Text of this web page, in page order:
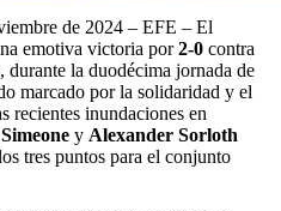
de 2024 – EFE – El
emotiva victoria por2-0 contra
la duodécima jornada de
marcado por la solidaridad y el
recientes inundaciones en
y Alexander Sorloth
tres puntos para el conjunto